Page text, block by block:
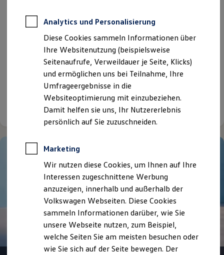
Professional Class bei Volkswagen
Behörden
Direktkunden
Sonderfahrzeuge
Anpfiff zum Gewinn
Elektromobilität
Elektroautos
ID. Tutorials
Elektrofahrzeugkonzepte
ID. EVERY1
Reichweite
Rekuperation
Laden unterwegs
Laden Zuhause
Ladestationen finden
Ladezeitensimulator
Batterie
Sicherheit
Nachhaltigkeit
Technologie
Kosten und Kauf
Angebot gültig bis 30.09.2026
Der neue ID. Polo
Ab 245,00 €mtl. finanzieren für Privatkunden | 4.000,00
€ Sonderzahlung | 48 Monate Laufzeit | Jährliche
Fahrleistung: 10.000 km
Details ansehen
Analytics und Personalisierung
Diese Cookies sammeln Informationen über
Ihre Websitenutzung (beispielsweise
Seitenaufrufe, Verweildauer je Seite, Klicks)
und ermöglichen uns bei Teilnahme, Ihre
Umfrageergebnisse in die
Websiteoptimierung mit einzubeziehen.
Damit helfen sie uns, Ihr Nutzererlebnis
persönlich auf Sie zuzuschneiden.
Marketing
Wir nutzen diese Cookies, um Ihnen auf Ihre
Interessen zugeschnittene Werbung
anzuzeigen, innerhalb und außerhalb der
Volkswagen Webseiten. Diese Cookies
sammeln Informationen darüber, wie Sie
unsere Webseite nutzen, zum Beispiel,
welche Seiten Sie am meisten besuchen oder
wie Sie sich auf der Seite bewegen. Der